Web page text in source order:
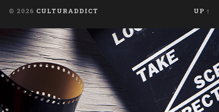
© 2026 CULTURADDICT UP ↑